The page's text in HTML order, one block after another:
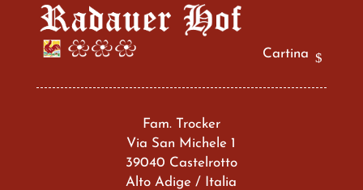
Cartina
Fam. Trocker
Via San Michele 1
39040 Castelrotto
Alto Adige / Italia